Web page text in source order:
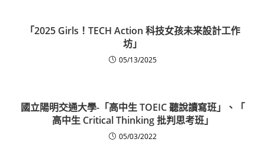
「2025 Girls！TECH Action 科技女孩未来設計工作
坊」
05/13/2025
國立陽明交通大學-「高中生 TOEIC 聽說讀寫班」、「
高中生 Critical Thinking 批判思考班」
05/03/2022